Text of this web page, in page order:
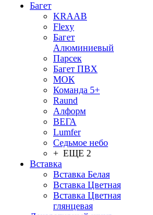
Багет
KRAAB
Flexy
Багет
Алюминиевый
Парсек
Багет ПВХ
МОК
Команда 5+
Raund
Алформ
ВЕГА
Lumfer
Седьмое небо
+ ЕЩЕ 2
Вставка
Вставка Белая
Вставка Цветная
Вставка Цветная
глянцевая